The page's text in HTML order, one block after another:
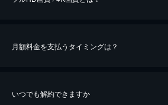
※40％ポイント還元の対象は、クレジットカード決済によ
月額料金を支払うタイミングは？
いつでも解約できますか